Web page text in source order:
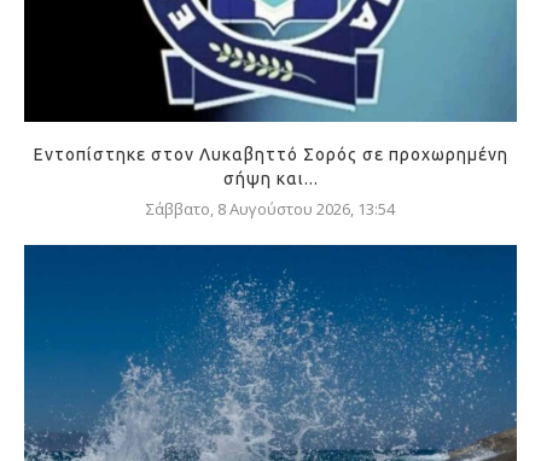
Εντοπίστηκε στον Λυκαβηττό Σορός σε προχωρημένη
σήψη και...
Σάββατο, 8 Αυγούστου 2026, 13:54